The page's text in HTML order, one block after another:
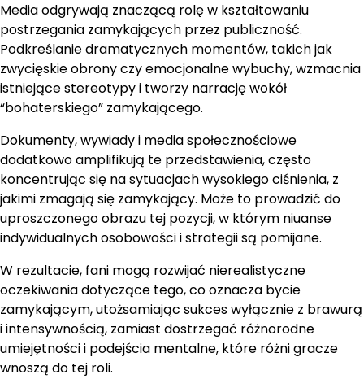
Media odgrywają znaczącą rolę w kształtowaniu
postrzegania zamykających przez publiczność.
Podkreślanie dramatycznych momentów, takich jak
zwycięskie obrony czy emocjonalne wybuchy, wzmacnia
istniejące stereotypy i tworzy narrację wokół
“bohaterskiego” zamykającego.
Dokumenty, wywiady i media społecznościowe
dodatkowo amplifikują te przedstawienia, często
koncentrując się na sytuacjach wysokiego ciśnienia, z
jakimi zmagają się zamykający. Może to prowadzić do
uproszczonego obrazu tej pozycji, w którym niuanse
indywidualnych osobowości i strategii są pomijane.
W rezultacie, fani mogą rozwijać nierealistyczne
oczekiwania dotyczące tego, co oznacza bycie
zamykającym, utożsamiając sukces wyłącznie z brawurą
i intensywnością, zamiast dostrzegać różnorodne
umiejętności i podejścia mentalne, które różni gracze
wnoszą do tej roli.